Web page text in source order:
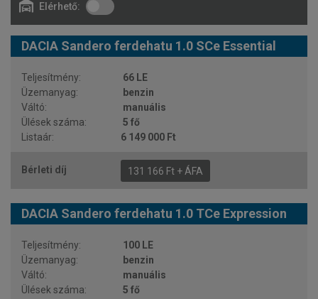
Elérhető:
DACIA Sandero ferdehatu 1.0 SCe Essential
66 LE
benzin
manuális
5 fő
6 149 000 Ft
131 166 Ft + ÁFA
DACIA Sandero ferdehatu 1.0 TCe Expression
100 LE
benzin
manuális
5 fő